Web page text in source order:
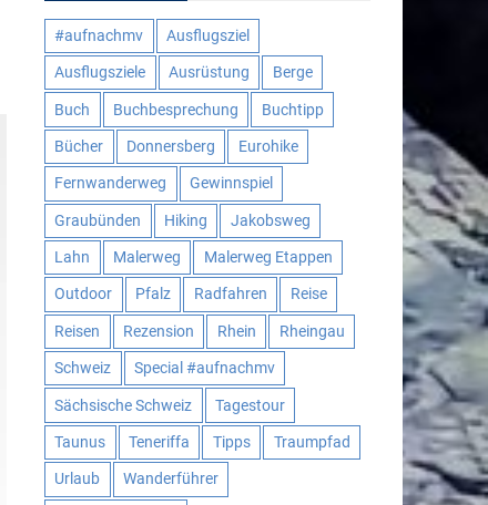
#aufnachmv Ausflugsziel
Ausflugsziele Ausrüstung Berge
Buch Buchbesprechung Buchtipp
Bücher Donnersberg Eurohike
Fernwanderweg Gewinnspiel
Graubünden Hiking Jakobsweg
Lahn Malerweg Malerweg Etappen
Outdoor Pfalz Radfahren Reise
Reisen Rezension Rhein Rheingau
Schweiz Special #aufnachmv
Sächsische Schweiz Tagestour
Taunus Teneriffa Tipps Traumpfad
Urlaub Wanderführer